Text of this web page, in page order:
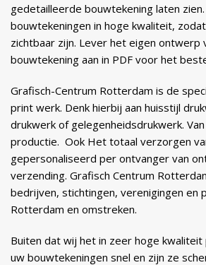
gedetailleerde bouwtekening laten
bouwtekeningen in hoge kwaliteit,
zichtbaar zijn. Lever het eigen ontwerp
bouwtekening aan in PDF voor het
Grafisch-Centrum Rotterdam is de
print werk. Denk hierbij aan huisstijl
drukwerk of gelegenheidsdrukwerk.
productie. Ook Het totaal verzorgen
gepersonaliseerd per ontvanger van
verzending. Grafisch Centrum
bedrijven, stichtingen, verenigingen en
Rotterdam en omstreken.
Buiten dat wij het in zeer hoge
uw bouwtekeningen snel en zijn ze